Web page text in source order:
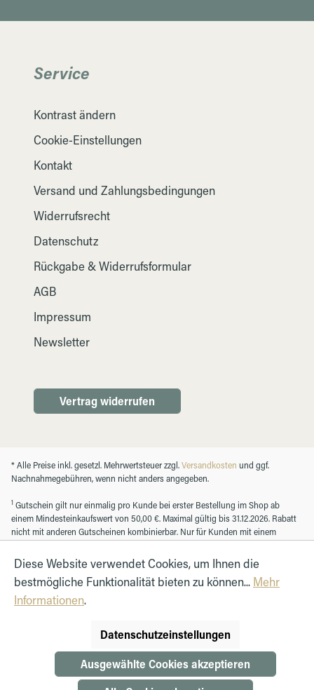
Service
Kontrast ändern
Cookie-Einstellungen
Kontakt
Versand und Zahlungsbedingungen
Widerrufsrecht
Datenschutz
Rückgabe & Widerrufsformular
AGB
Impressum
Newsletter
Vertrag widerrufen
* Alle Preise inkl. gesetzl. Mehrwertsteuer zzgl.Versandkosten und ggf.
Nachnahmegebühren, wenn nicht anders angegeben.
1 Gutschein gilt nur einmalig pro Kunde bei erster Bestellung im Shop ab
einem Mindesteinkaufswert von 50,00 €. Maximal gültig bis 31.12.2026. Rabatt
nicht mit anderen Gutscheinen kombinierbar. Nur für Kunden mit einem
Diese Website verwendet Cookies, um Ihnen die
bestmögliche Funktionalität bieten zu können... Mehr
Informationen.
Datenschutzeinstellungen
Ausgewählte Cookies akzeptieren